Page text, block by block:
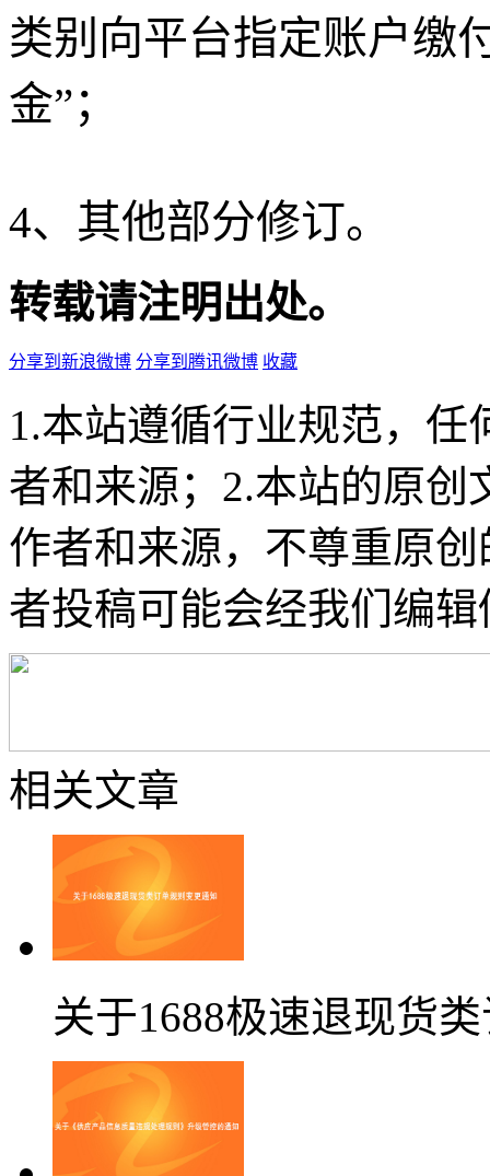
类别向平台指定账户缴
金”；
4、其他部分修订。
转载请注明出处。
分享到新浪微博 分享到腾讯微博 收藏
1.本站遵循行业规范，
者和来源；2.本站的原
作者和来源，不尊重原
者投稿可能会经我们编
相关文章
关于1688极速退现货